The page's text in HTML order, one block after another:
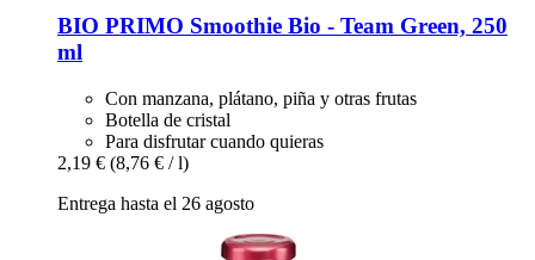
BIO PRIMO Smoothie Bio -​ Team Green, 250
ml
Con manzana, plátano, piña y otras frutas
Botella de cristal
Para disfrutar cuando quieras
2,19 € (8,76 € / l)
Entrega hasta el 26 agosto